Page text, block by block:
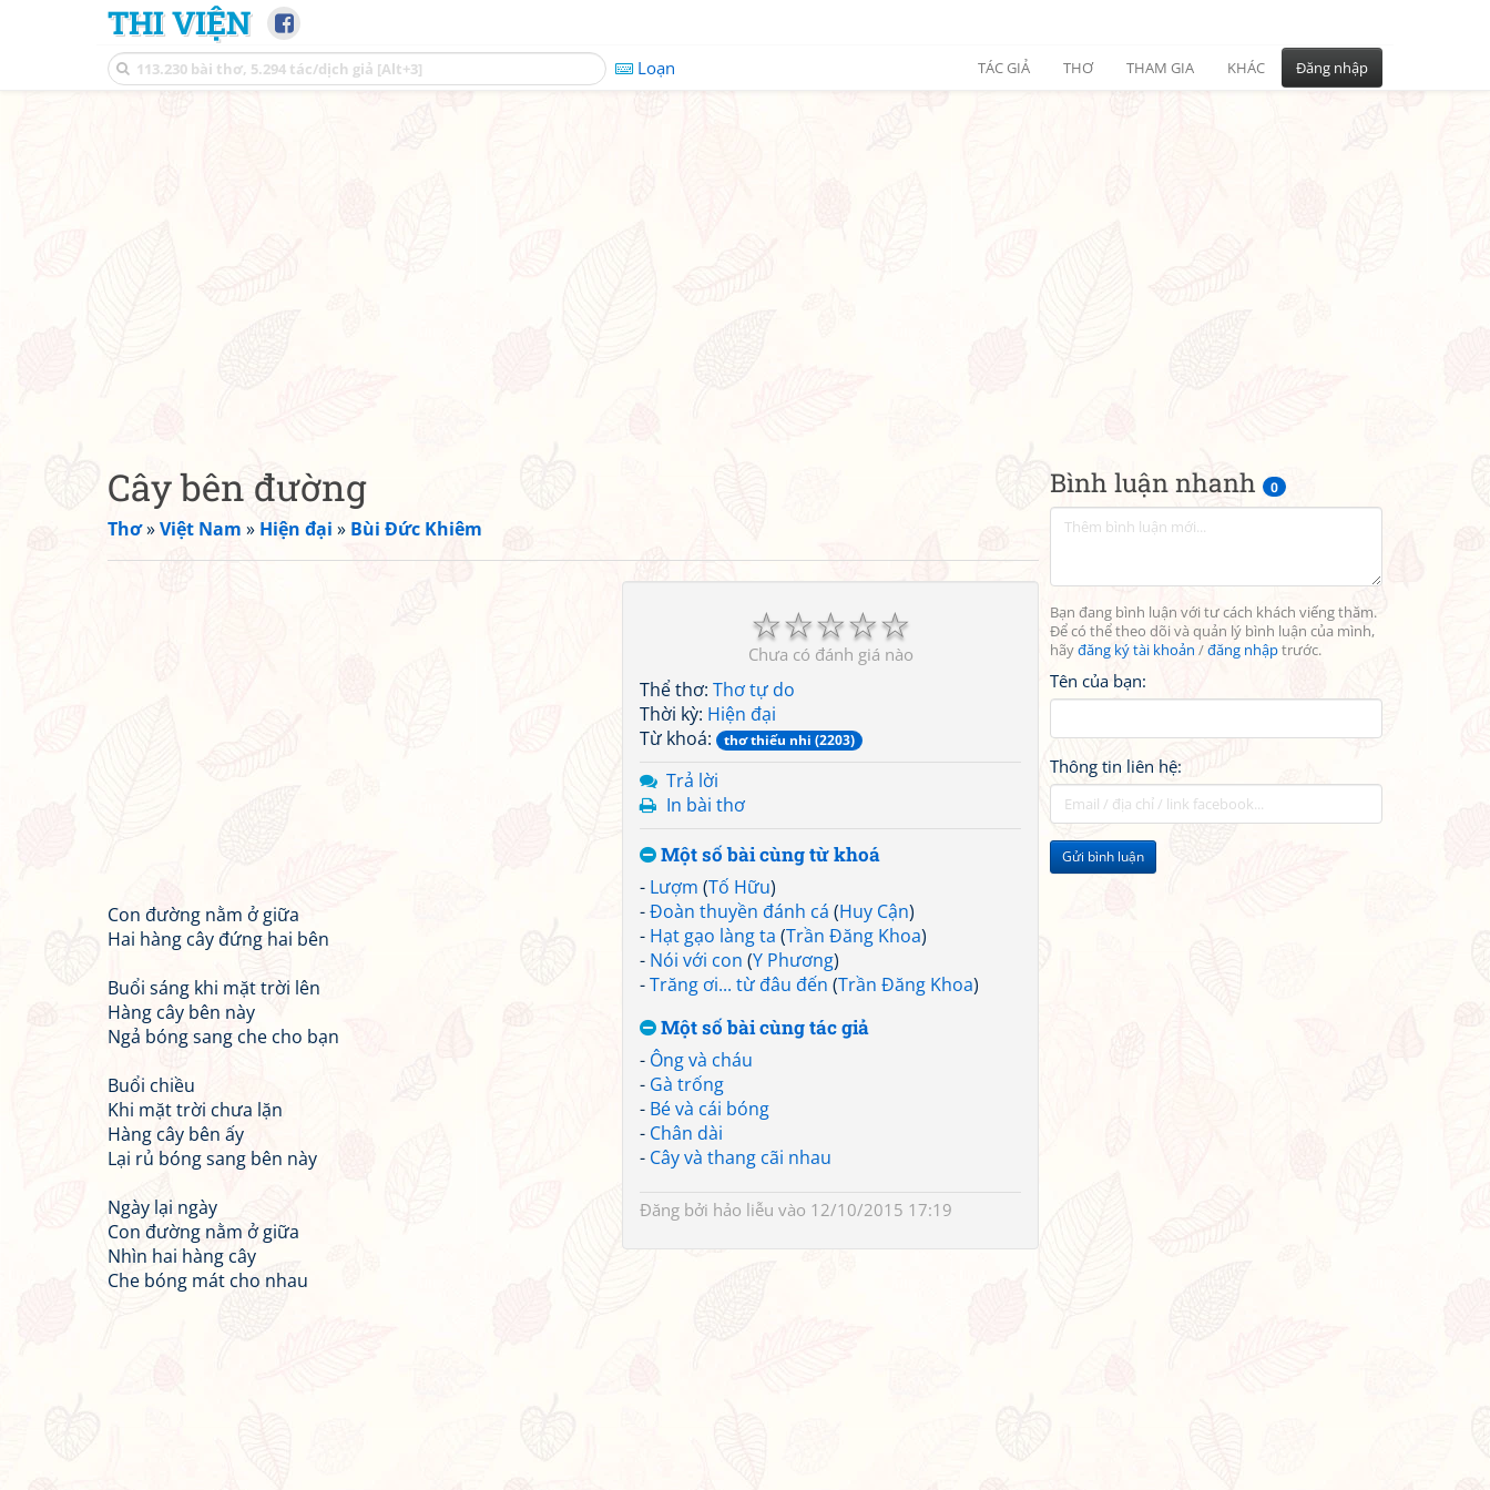
THI VIỆN
Loạn TÁC GIẢ THƠ THAM GIA KHÁC Đăng nhập
Bình luận nhanh 0
Bạn đang bình luận với tư cách khách viếng thăm.
Để có thể theo dõi và quản lý bình luận của mình,
hãyđăng ký tài khoản /đăng nhậptrước.
Tên của bạn:
Thông tin liên hệ:
Gửi bình luận
Cây bên đường
Thơ»Việt Nam » Hiện đại » Bùi Đức Khiêm
☆
☆
☆
☆
☆
Chưa có đánh giá nào
Thể thơ: Thơ tự do
Thời kỳ: Hiện đại
Từ khoá:
thơ thiếu nhi (2203)
Trả lời
In bài thơ
Một số bài cùng từ khoá
- Lượm (Tố Hữu)
-Đoàn thuyền đánh cá (Huy Cận)
- Hạt gạo làng ta (Trần Đăng Khoa)
- Nói với con (Y Phương)
-Trăng ơi... từ đâu đến (Trần Đăng Khoa)
Một số bài cùng tác giả
- Ông và cháu
- Gà trống
- Bé và cái bóng
- Chân dài
- Cây và thang cãi nhau
Đăng bởi hảo liễu vào 12/10/2015 17:19
Con đường nằm ở giữa
Hai hàng cây đứng hai bên
Buổi sáng khi mặt trời lên
Hàng cây bên này
Ngả bóng sang che cho bạn
Buổi chiều
Khi mặt trời chưa lặn
Hàng cây bên ấy
Lại rủ bóng sang bên này
Ngày lại ngày
Con đường nằm ở giữa
Nhìn hai hàng cây
Che bóng mát cho nhau